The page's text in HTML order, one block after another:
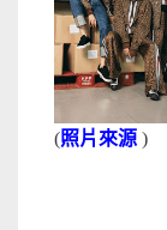
(照片來源 )